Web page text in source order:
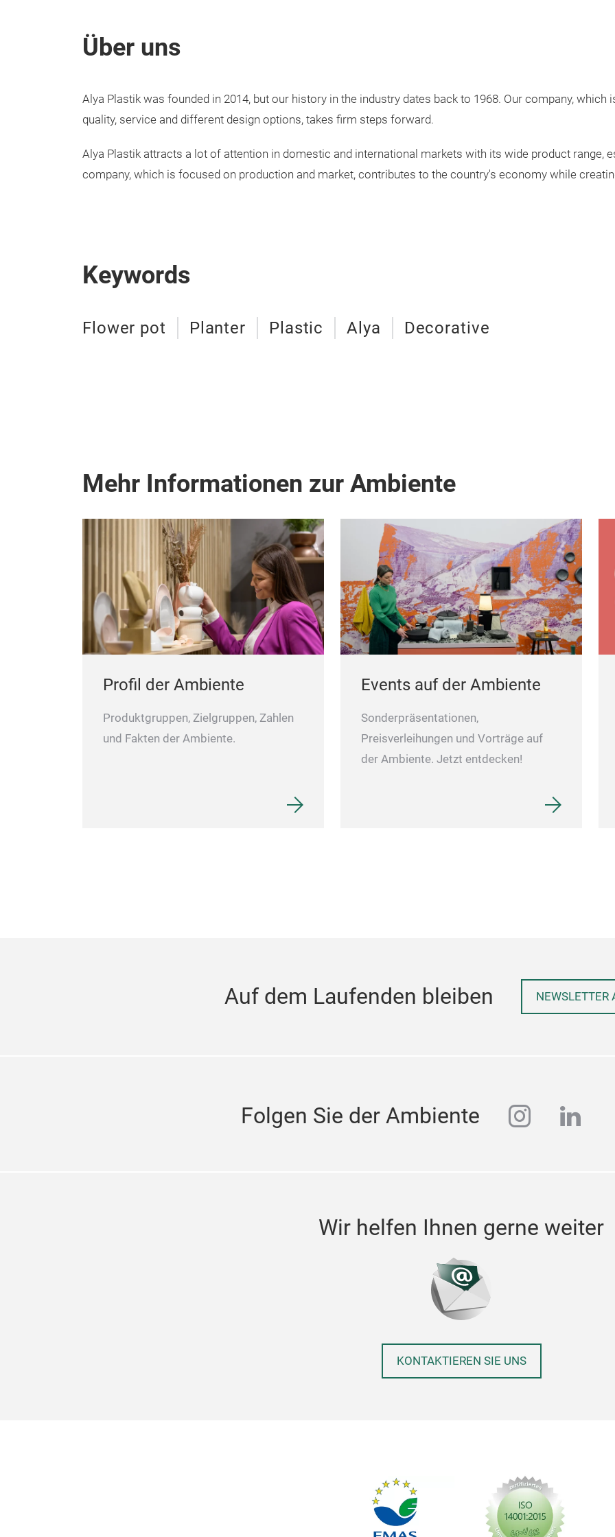
Über uns
Alya Plastik was founded in 2014, but our history in the industry dates back to 1968. Our company,
quality, service and different design options, takes firm steps forward.
Alya Plastik attracts a lot of attention in domestic and international markets with its wide product range,
company, which is focused on production and market, contributes to the country's economy while
Keywords
Flower pot Planter Plastic Alya Decorative
Mehr Informationen zur Ambiente
Profil der Ambiente
Produktgruppen, Zielgruppen, Zahlen
und Fakten der Ambiente.
Events auf der Ambiente
Sonderpräsentationen,
Preisverleihungen und Vorträge auf
der Ambiente. Jetzt entdecken!
Auf dem Laufenden bleiben NEWSLETTER
Folgen Sie der Ambiente
Wir helfen Ihnen gerne weiter
KONTAKTIEREN SIE UNS